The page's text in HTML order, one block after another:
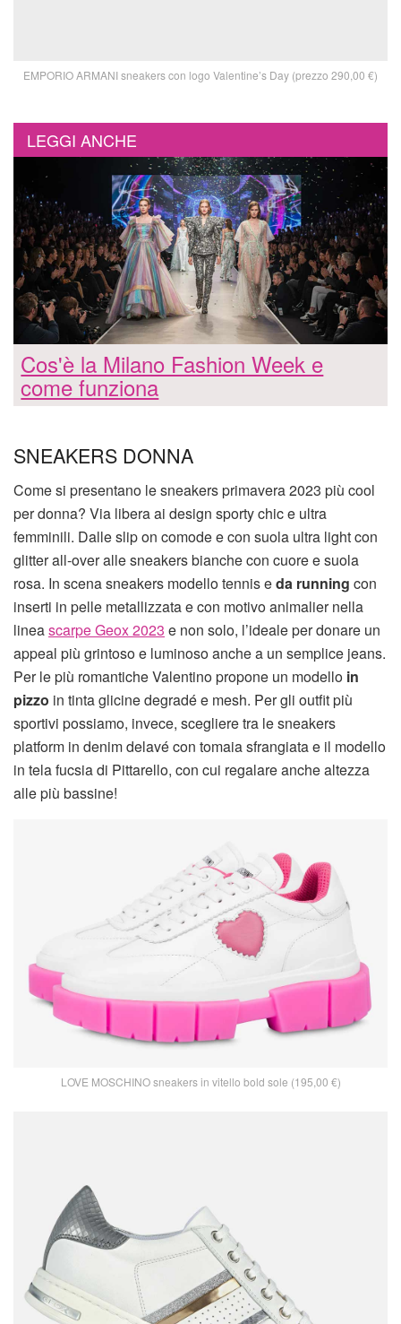
EMPORIO ARMANI sneakers con logo Valentine’s Day (prezzo 290,00 €)
LEGGI ANCHE
Cos'è la Milano Fashion Week e
come funziona
SNEAKERS DONNA
Come si presentano le sneakers primavera 2023 più cool
per donna? Via libera ai design sporty chic e ultra
femminili. Dalle slip on comode e con suola ultra light con
glitter all-over alle sneakers bianche con cuore e suola
rosa. In scena sneakers modello tennis eda running con
inserti in pelle metallizzata e con motivo animalier nella
lineascarpe Geox 2023 e non solo, l’ideale per donare un
appeal più grintoso e luminoso anche a un semplice jeans.
Per le più romantiche Valentino propone un modello in
pizzo in tinta glicine degradé e mesh. Per gli outfit più
sportivi possiamo, invece, scegliere tra le sneakers
platform in denim delavé con tomaia sfrangiata e il modello
in tela fucsia di Pittarello, con cui regalare anche altezza
alle più bassine!
LOVE MOSCHINO sneakers in vitello bold sole (195,00 €)